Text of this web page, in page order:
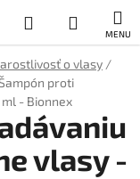
Hľadať
KOŠÍK
o vlasy /
proti
- Bionnex
vlasy -